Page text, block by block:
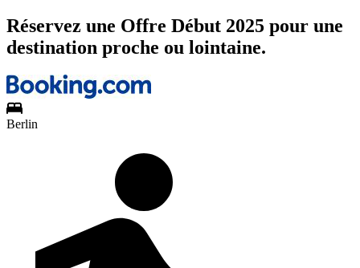
Réservez une Offre Début 2025 pour une
destination proche ou lointaine.
Berlin